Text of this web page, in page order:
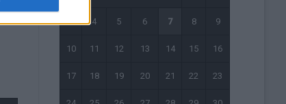
3 4 5 6 7 8 9
10 11 12 13 14 15 16
17 18 19 20 21 22 23